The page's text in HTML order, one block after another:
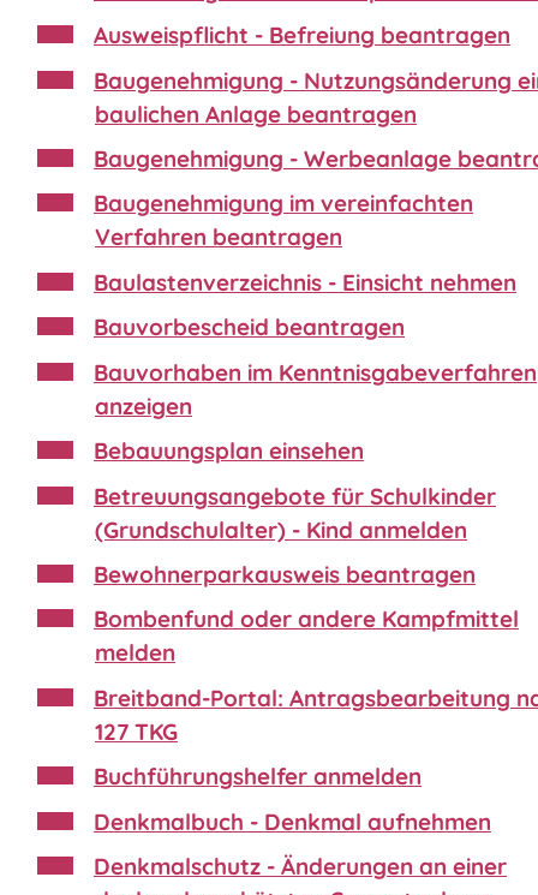
Ausweispflicht - Befreiung beantragen
Baugenehmigung - Nutzungsänderung
baulichen Anlage beantragen
Baugenehmigung - Werbeanlage
Baugenehmigung im vereinfachten
Verfahren beantragen
Baulastenverzeichnis - Einsicht nehmen
Bauvorbescheid beantragen
Bauvorhaben im Kenntnisgabeverfahren
anzeigen
Bebauungsplan einsehen
Betreuungsangebote für Schulkinder
(Grundschulalter) - Kind anmelden
Bewohnerparkausweis beantragen
Bombenfund oder andere Kampfmittel
melden
Breitband-Portal: Antragsbearbeitung
127 TKG
Buchführungshelfer anmelden
Denkmalbuch - Denkmal aufnehmen
Denkmalschutz - Änderungen an einer